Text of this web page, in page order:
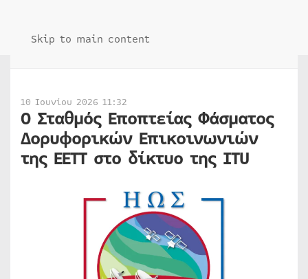
Skip to main content
10 Ιουνίου 2026 11:32
O Σταθμός Εποπτείας Φάσματος
Δορυφορικών Επικοινωνιών
της ΕΕΤΤ στο δίκτυο της ITU